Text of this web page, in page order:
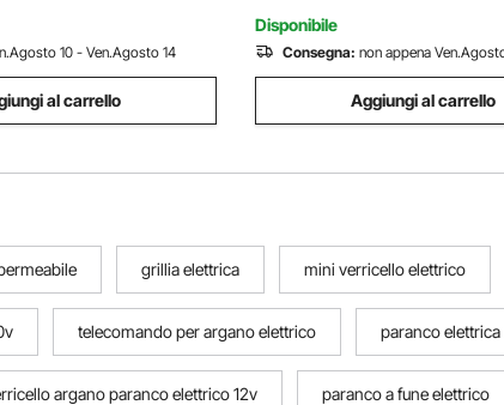
10 - Ven.Agosto 14
al carrello
Altezza 12m
Disponibile
Consegna: non appena
Aggiungi al carrello
grillia elettrica mini verricello elettrico
telecomando per argano elettrico paranco
argano paranco elettrico 12v paranco a fune elettrico